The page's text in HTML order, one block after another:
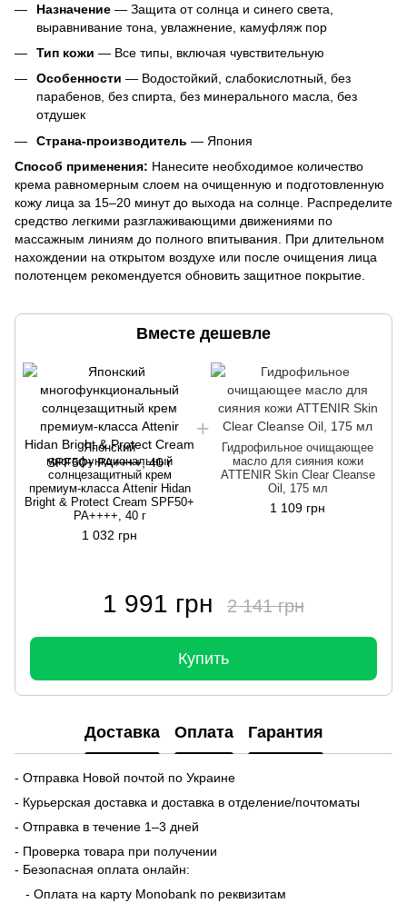
Назначение — Защита от солнца и синего света,
выравнивание тона, увлажнение, камуфляж пор
Тип кожи — Все типы, включая чувствительную
Особенности — Водостойкий, слабокислотный, без
парабенов, без спирта, без минерального масла, без
отдушек
Страна-производитель — Япония
Способ применения: Нанесите необходимое количество
крема равномерным слоем на очищенную и подготовленную
кожу лица за 15–20 минут до выхода на солнце. Распределите
средство легкими разглаживающими движениями по
массажным линиям до полного впитывания. При длительном
нахождении на открытом воздухе или после очищения лица
полотенцем рекомендуется обновить защитное покрытие.
Вместе дешевле
Японский
многофункциональный
солнцезащитный крем
премиум-класса Attenir Hidan
Bright & Protect Cream SPF50+
PA++++, 40 г
1 032 грн
Гидрофильное очищающее
масло для сияния кожи
ATTENIR Skin Clear Cleanse
Oil, 175 мл
1 109 грн
1 991 грн 2 141 грн
Купить
Доставка Оплата Гарантия
- Отправка Новой почтой по Украине
- Курьерская доставка и доставка в отделение/почтоматы
- Отправка в течение 1–3 дней
- Проверка товара при получении
- Безопасная оплата онлайн:
- Оплата на карту Monobank по реквизитам